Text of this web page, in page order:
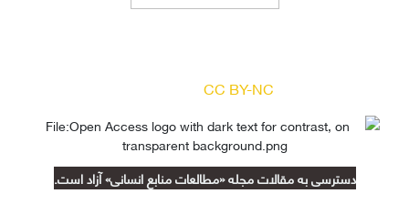
CC BY-NC
دسترسی به مقالات مجله «مطالعات منابع انسانی» آزاد است.